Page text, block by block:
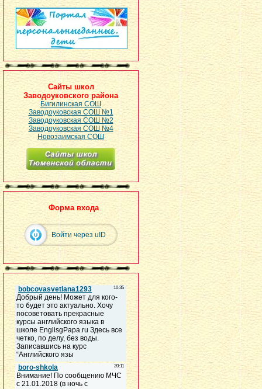
Сайты школ
Заводоуковского района
Бигилинская СОШ
Заводоуковская СОШ №1
Заводоуковская СОШ №2
Заводоуковская СОШ №4
Новозаимская СОШ
Форма входа
Войти через uID